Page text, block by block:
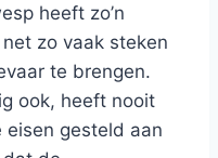
heeft zo’n
zo vaak steken
te brengen.
ook, heeft nooit
eisen gesteld aan